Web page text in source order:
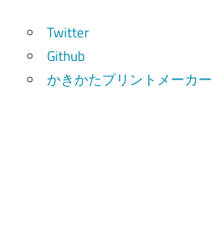
Twitter
Github
かきかたプリントメーカー